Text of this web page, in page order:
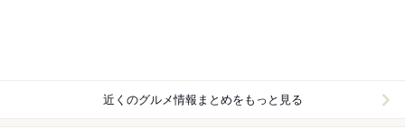
近くのグルメ情報まとめをもっと見る